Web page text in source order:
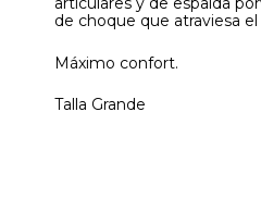
de choque que atraviesa
Máximo confort.
Talla Grande